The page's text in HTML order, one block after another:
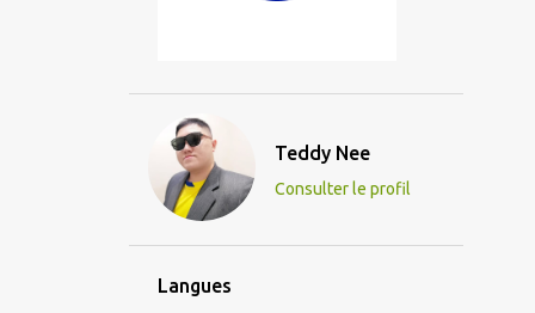
Teddy Nee
Consulter le profil
Langues